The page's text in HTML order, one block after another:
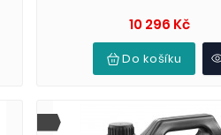
10 296 KčCena
Do košíku